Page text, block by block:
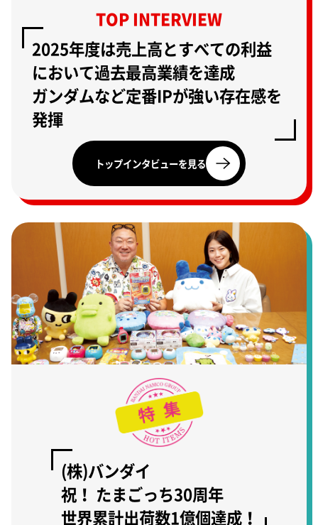
TOP INTERVIEW
2025年度は売上高とすべての利益
において過去最高業績を達成
ガンダムなど定番IPが強い存在感を
発揮
トップインタビューを見る
(株)バンダイ
祝！ たまごっち30周年
世界累計出荷数1億個達成！